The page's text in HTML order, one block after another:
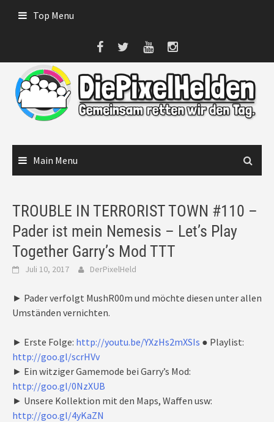
Top Menu
Main Menu
TROUBLE IN TERRORIST TOWN #110 –
Pader ist mein Nemesis – Let’s Play
Together Garry’s Mod TTT
Juli 10, 2017 DerPixelHeld
► Pader verfolgt MushR00m und möchte diesen unter allen
Umständen vernichten.
► Erste Folge: http://youtu.be/YXzHs2mXSIs ● Playlist:
http://goo.gl/scrHVv
► Ein witziger Gamemode bei Garry’s Mod:
http://goo.gl/0NzXUB
► Unsere Kollektion mit den Maps, Waffen usw:
http://goo.gl/4yKaZN